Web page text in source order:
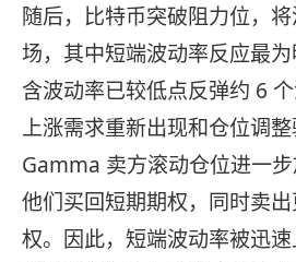
随后，比特币突破阻力位，
场，其中短端波动率反应最
含波动率已较低点反弹约 6
上涨需求重新出现和仓位调整
Gamma 卖方滚动仓位进一步
他们买回短期期权，同时卖
权。因此，短端波动率被迅